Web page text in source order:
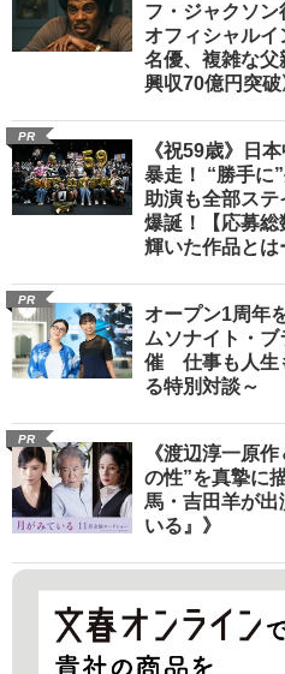
フ・ジャクソ
オフィシャル
名優、複雑な父
興収70億円突破
PR
《祝59歳》日
暴走！ “勝手に
助演も全部ステ
爆誕！【応募総
輝いた作品とは
PR
オープン1周年
ムソナイト・
催 仕事も人生
る特別対談～
PR
《渡辺淳一原
の性”を真摯に
馬・吉田羊が出
いる』》